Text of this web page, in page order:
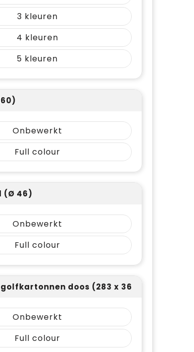
3
4
5
Onbewerkt
Full colour
(Ø 46)
Onbewerkt
Full colour
doos (283 x 362)
Onbewerkt
Full colour